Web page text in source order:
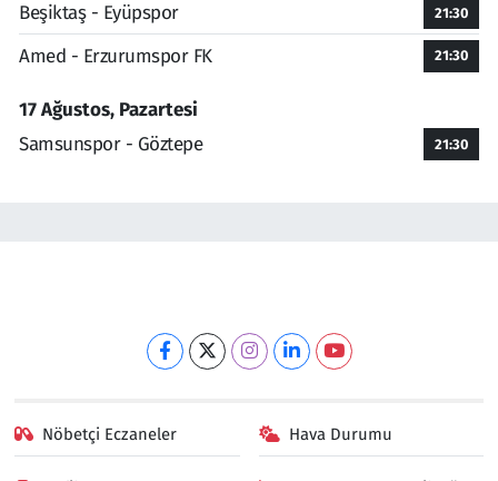
Beşiktaş - Eyüpspor 21:30
Amed - Erzurumspor FK 21:30
17 Ağustos, Pazartesi
Samsunspor - Göztepe
21:30
Nöbetçi Eczaneler Hava Durumu